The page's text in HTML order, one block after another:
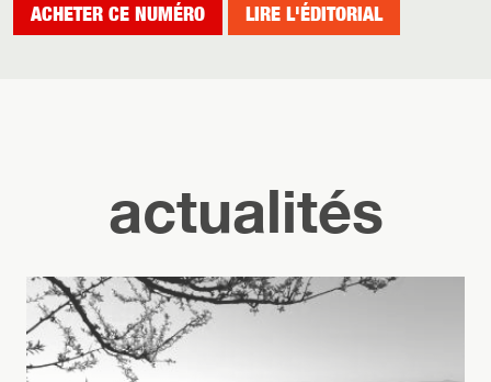
ACHETER CE NUMÉRO LIRE L'ÉDITORIAL
actualités